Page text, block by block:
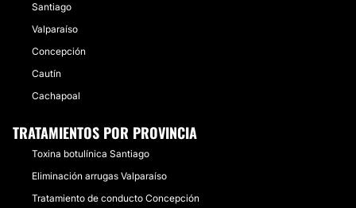
Santiago
Valparaíso
Concepción
Cautín
Cachapoal
TRATAMIENTOS POR PROVINCIA
Toxina botulínica Santiago
Eliminación arrugas Valparaíso
Tratamiento de conducto Concepción